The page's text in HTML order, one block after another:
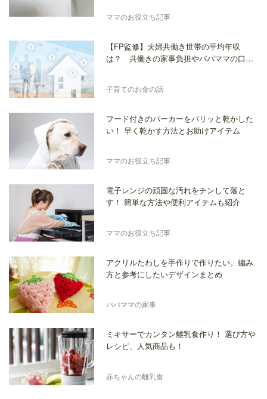
ママのお役立ち記事
【FP監修】夫婦共働き世帯の平均年収
は？ 共働きの家事負担やパパママの口座
子育てのお金の話
フード付きのパーカーをパリッと乾かした
い！ 早く乾かす方法とお助けアイテム
ママのお役立ち記事
電子レンジの頑固な汚れをチンして落と
す！ 簡単な方法や便利アイテムも紹介
ママのお役立ち記事
アクリルたわしを手作りで作りたい。編み
方と参考にしたいデザインまとめ
パパママの家事
ミキサーでカンタン離乳食作り！ 選び方や
レシピ、人気商品も！
赤ちゃんの離乳食